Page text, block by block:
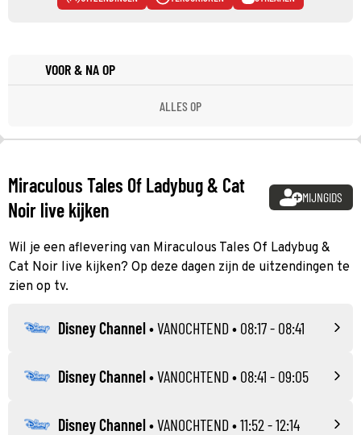
VOOR & NA OP
ALLES OP
Miraculous Tales Of Ladybug & Cat
Noir live kijken
MIJNGIDS
Wil je een aflevering van Miraculous Tales Of Ladybug &
Cat Noir live kijken? Op deze dagen zijn de uitzendingen te
zien op tv.
Disney Channel•VANOCHTEND • 08:17 - 08:41
Disney Channel•VANOCHTEND • 08:41 - 09:05
Disney Channel•VANOCHTEND • 11:52 - 12:14